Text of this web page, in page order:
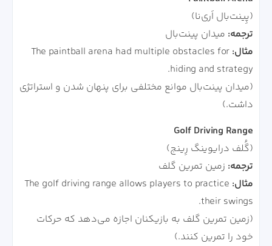
(پِینت‌بال اَری‌نا)
ترجمه: میدان پینت‌بال
مثال: The paintball arena had multiple obstacles for
hiding and strategy.
(میدان پینت‌بال موانع مختلفی برای پنهان شدن و استراتژی
داشت.)
Golf Driving Range
(گُلف درایوینگ رِینج)
ترجمه: زمین تمرین گلف
مثال: The golf driving range allows players to practice
their swings.
(زمین تمرین گلف به بازیکنان اجازه می‌دهد که حرکات
خود را تمرین کنند.)